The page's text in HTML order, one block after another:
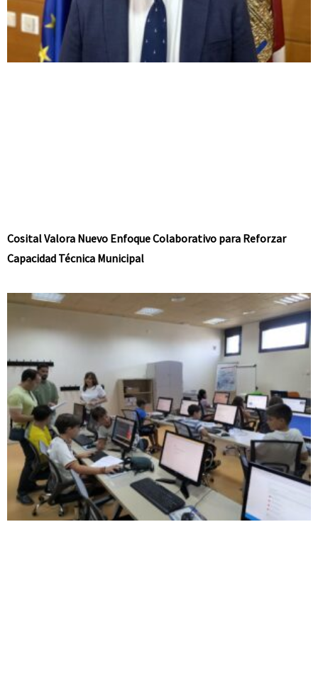
Cosital Valora Nuevo Enfoque Colaborativo para Reforzar
Capacidad Técnica Municipal